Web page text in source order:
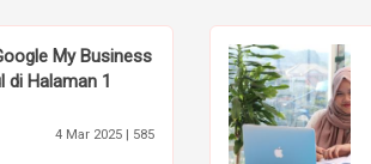
My Business
di Halaman 1
4 Mar 2025 | 585